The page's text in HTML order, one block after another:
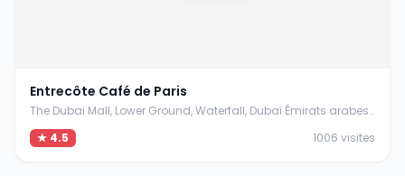
Entrecôte Café de Paris
The Dubai Mall, Lower Ground, Waterfall, Dubaï Émirats arabes unis
★ 4.5
1006 visites